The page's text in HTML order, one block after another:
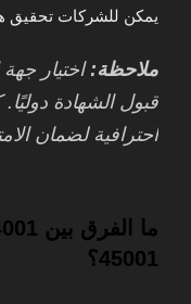
يمكن للشركات تحقيق
ملاحظة: اختيار
قبول الشهادة
احترافية لضمان
45001؟